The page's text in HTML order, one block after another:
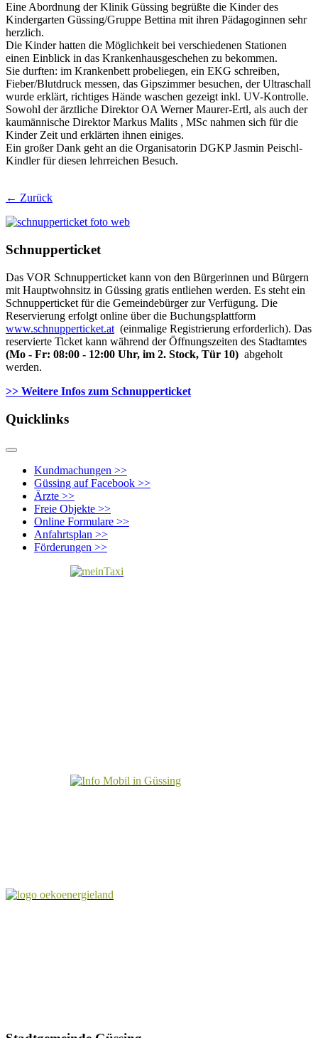
Eine Abordnung der Klinik Güssing begrüßte die Kinder des
Kindergarten Güssing/Gruppe Bettina mit ihren Pädagoginnen sehr
herzlich.
Die Kinder hatten die Möglichkeit bei verschiedenen Stationen
einen Einblick in das Krankenhausgeschehen zu bekommen.
Sie durften: im Krankenbett probeliegen, ein EKG schreiben,
Fieber/Blutdruck messen, das Gipszimmer besuchen, der Ultraschall
wurde erklärt, richtiges Hände waschen gezeigt inkl. UV-Kontrolle.
Sowohl der ärztliche Direktor OA Werner Maurer-Ertl, als auch der
kaumännische Direktor Markus Malits , MSc nahmen sich für die
Kinder Zeit und erklärten ihnen einiges.
Ein großer Dank geht an die Organisatorin DGKP Jasmin Peischl-
Kindler für diesen lehrreichen Besuch.
← Zurück
Schnupperticket
Das VOR Schnupperticket kann von den Bürgerinnen und Bürgern
mit Hauptwohnsitz in Güssing gratis entliehen werden. Es steht ein
Schnupperticket für die Gemeindebürger zur Verfügung. Die
Reservierung erfolgt online über die Buchungsplattform
www.schnupperticket.at (einmalige Registrierung erforderlich). Das
reservierte Ticket kann während der Öffnungszeiten des Stadtamtes
(Mo - Fr: 08:00 - 12:00 Uhr, im 2. Stock, Tür 10) abgeholt
werden.
>> Weitere Infos zum Schnupperticket
Quicklinks
Kundmachungen >>
Güssing auf Facebook >>
Ärzte >>
Freie Objekte >>
Online Formulare >>
Anfahrtsplan >>
Förderungen >>